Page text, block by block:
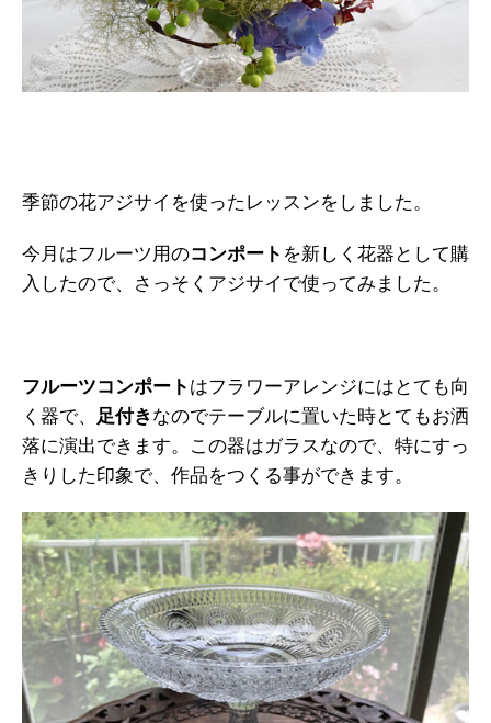
季節の花アジサイを使ったレッスンをしました。
今月はフルーツ用のコンポート を新しく花器として購
入したので、さっそくアジサイで使ってみました。
フルーツコンポート はフラワーアレンジにはとても向
く器で、 足付き なのでテーブルに置いた時とてもお洒
落に演出できます。この器はガラスなので、特にすっ
きりした印象で、作品をつくる事ができます。